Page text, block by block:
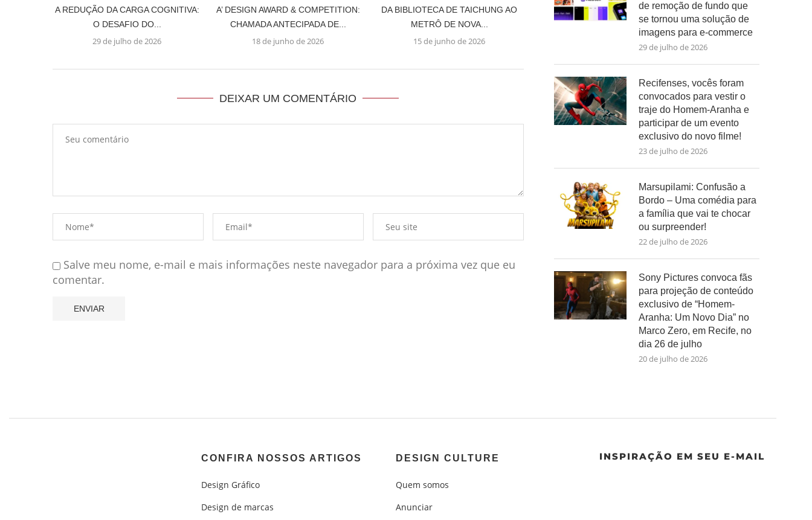
A REDUÇÃO DA CARGA COGNITIVA:
O DESAFIO DO...
29 de julho de 2026
A’ DESIGN AWARD & COMPETITION:
CHAMADA ANTECIPADA DE...
18 de junho de 2026
DA BIBLIOTECA DE TAICHUNG AO
METRÔ DE NOVA...
15 de junho de 2026
DEIXAR UM COMENTÁRIO
Salve meu nome, e-mail e mais informações neste navegador para a próxima vez que eu
comentar.
de remoção de fundo que
se tornou uma solução de
imagens para e-commerce
29 de julho de 2026
Recifenses, vocês foram
convocados para vestir o
traje do Homem-Aranha e
participar de um evento
exclusivo do novo filme!
23 de julho de 2026
Marsupilami: Confusão a
Bordo – Uma comédia para
a família que vai te chocar
ou surpreender!
22 de julho de 2026
Sony Pictures convoca fãs
para projeção de conteúdo
exclusivo de “Homem-
Aranha: Um Novo Dia” no
Marco Zero, em Recife, no
dia 26 de julho
20 de julho de 2026
CONFIRA NOSSOS ARTIGOS
Design Gráfico
Design de marcas
DESIGN CULTURE
Quem somos
Anunciar
INSPIRAÇÃO EM SEU E-MAIL